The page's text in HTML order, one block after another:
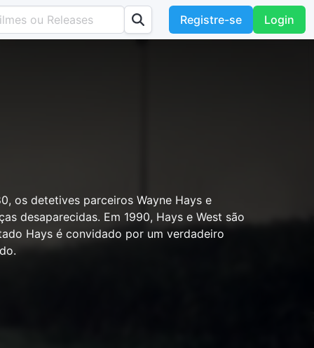
Registre-se Login
os detetives parceiros Wayne Hays e
desaparecidas. Em 1990, Hays e West são
Hays é convidado por um verdadeiro